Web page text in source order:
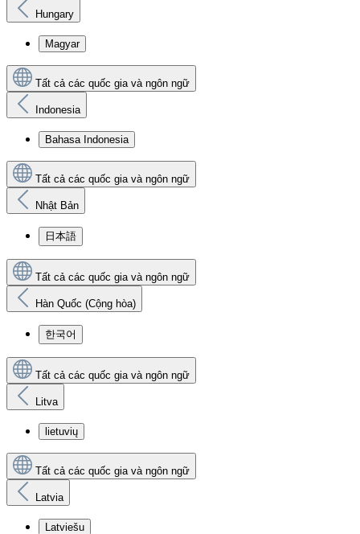
Hungary
Magyar
Tất cả các quốc gia và ngôn ngữ
Indonesia
Bahasa Indonesia
Tất cả các quốc gia và ngôn ngữ
Nhật Bản
日本語
Tất cả các quốc gia và ngôn ngữ
Hàn Quốc (Cộng hòa)
한국어
Tất cả các quốc gia và ngôn ngữ
Litva
lietuvių
Tất cả các quốc gia và ngôn ngữ
Latvia
Latviešu